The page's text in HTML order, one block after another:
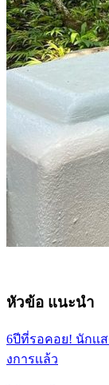
หัวข้อ แนะนำ
6ปีที่รอคอย! นักเเ
งการเเล้ว